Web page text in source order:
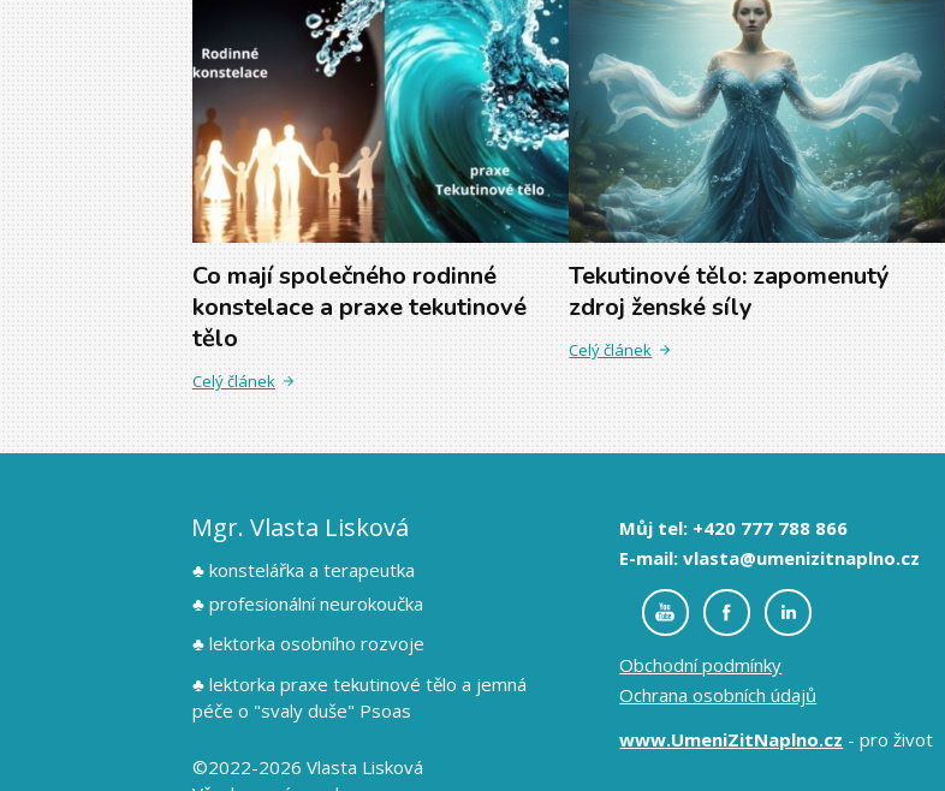
Co mají společného rodinné
konstelace a praxe tekutinové
tělo
Celý článek
Tekutinové tělo: zapomenutý
zdroj ženské síly
Celý článek
Mgr. Vlasta Lisková
♣ konstelářka a terapeutka
♣ profesionální neurokoučka
♣ lektorka osobního rozvoje
♣ lektorka praxe tekutinové tělo a jemná
péče o "svaly duše" Psoas
©2022-2026 Vlasta Lisková
Můj tel: +420 777 788 866
E-mail: vlasta@umenizitnaplno.cz
Obchodní podmínky
Ochrana osobních údajů
www.UmeniZitNaplno.cz - pro život